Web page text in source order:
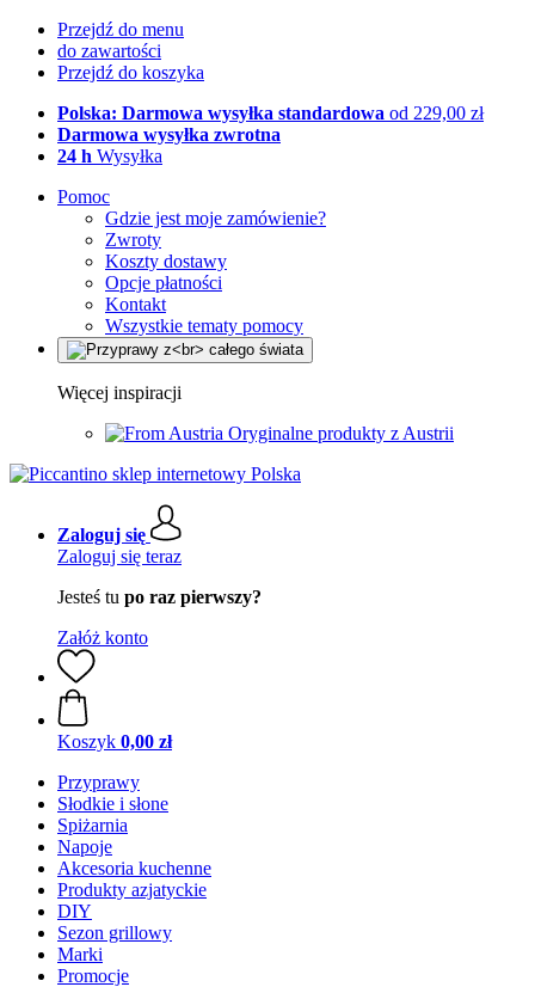
Przejdź do menu
do zawartości
Przejdź do koszyka
Polska: Darmowa wysyłka standardowa od 229,00 zł
Darmowa wysyłka zwrotna
24 h Wysyłka
Pomoc
Gdzie jest moje zamówienie?
Zwroty
Koszty dostawy
Opcje płatności
Kontakt
Wszystkie tematy pomocy
Więcej inspiracji
Oryginalne produkty z Austrii
Zaloguj się
Zaloguj się teraz
Jesteś tu po raz pierwszy?
Załóż konto
Koszyk 0,00 zł
Przyprawy
Słodkie i słone
Spiżarnia
Napoje
Akcesoria kuchenne
Produkty azjatyckie
DIY
Sezon grillowy
Marki
Promocje